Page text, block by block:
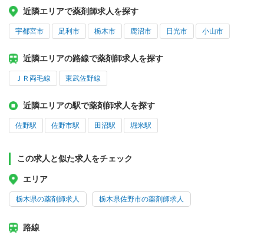
近隣エリアで薬剤師求人を探す
宇都宮市 足利市 栃木市 鹿沼市 日光市 小山市
近隣エリアの路線で薬剤師求人を探す
ＪＲ両毛線 東武佐野線
近隣エリアの駅で薬剤師求人を探す
佐野駅 佐野市駅 田沼駅 堀米駅
この求人と似た求人をチェック
エリア
栃木県の薬剤師求人 栃木県佐野市の薬剤師求人
路線